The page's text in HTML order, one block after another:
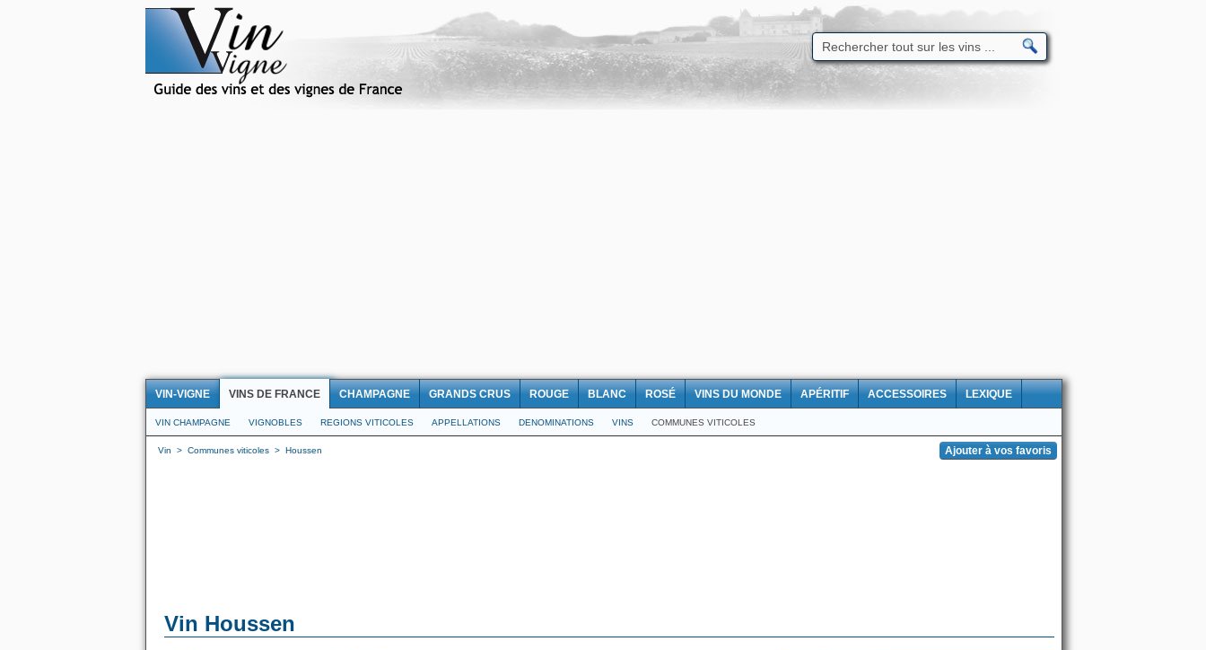
VIN-VIGNE VINS DE FRANCE CHAMPAGNE GRANDS CRUS ROUGE BLANC ROSÉ VINS DU MONDE APÉRITIF ACCESSOIRES LEXIQUE
VIN CHAMPAGNE VIGNOBLES REGIONS VITICOLES APPELLATIONS DENOMINATIONS VINS COMMUNES VITICOLES
Vin > Communes viticoles > Houssen
Vin Houssen